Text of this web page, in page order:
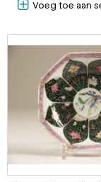
Voeg toe aan